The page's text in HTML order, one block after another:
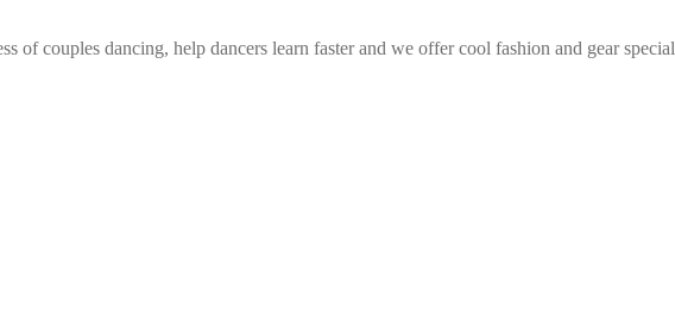
of couples dancing, help dancers learn faster and we offer cool fashion and gear